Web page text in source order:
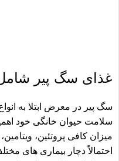
غذای سگ پیر
سگ پیر در معرض ابتلا به انواع
سلامت حیوان خانگی خود
میزان کافی پروتئین،
احتمالاً دچار بیماری های